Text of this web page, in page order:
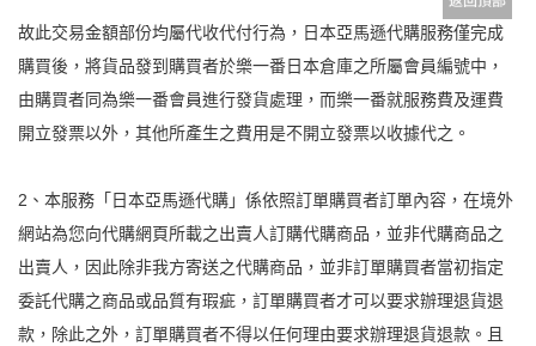
故此交易金額部份均屬代收代付行為，日本亞馬遜代購服務僅完成
購買後，將貨品發到購買者於樂一番日本倉庫之所屬會員編號中，
由購買者同為樂一番會員進行發貨處理，而樂一番就服務費及運費
開立發票以外，其他所產生之費用是不開立發票以收據代之。
2、本服務「日本亞馬遜代購」係依照訂單購買者訂單內容，在境外
網站為您向代購網頁所載之出賣人訂購代購商品，並非代購商品之
出賣人，因此除非我方寄送之代購商品，並非訂單購買者當初指定
委託代購之商品或品質有瑕疵，訂單購買者才可以要求辦理退貨退
款，除此之外，訂單購買者不得以任何理由要求辦理退貨退款。且